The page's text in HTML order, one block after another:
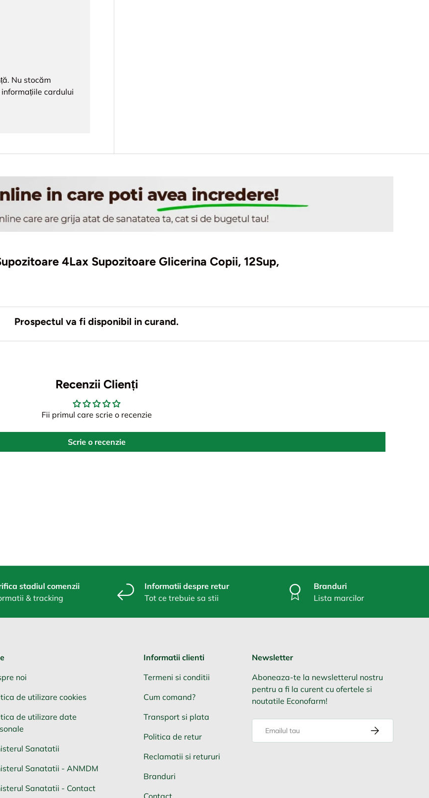
Nu stocăm
cardului
4Lax Supozitoare Glicerina Copii, 12Sup,
Prospectul va fi disponibil in curand.
Recenzii Clienți
Fii primul care scrie o recenzie
Scrie o recenzie
stadiul comenzii
& tracking
Informatii despre retur
Tot ce trebuie sa stii
Branduri
Lista marcilor
noi
de utilizare cookies
de utilizare date
Sanatatii
Sanatatii - ANMDM
Sanatatii - Contact
Informatii clienti
Termeni si conditii
Cum comand?
Transport si plata
Politica de retur
Reclamatii si retururi
Branduri
Newsletter
Aboneaza-te la newsletterul nostru
pentru a fi la curent cu ofertele si
noutatile Econofarm!
Aboneaza-te